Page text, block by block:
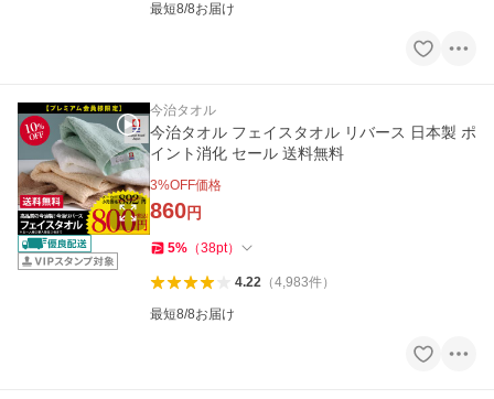
最短8/8お届け
今治タオル
今治タオル フェイスタオル リバース 日本製 ポ
イント消化 セール 送料無料
3%OFF価格
860円
5% （38pt）
4.22（4,983件）
最短8/8お届け